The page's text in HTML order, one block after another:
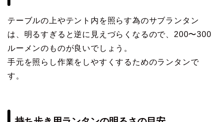
テーブルの上やテント内を照らす為のサブランタン
は、明るすぎると逆に見えづらくなるので、200〜300
ルーメンのものが良いでしょう。
手元を照らし作業をしやすくするためのランタンで
す。